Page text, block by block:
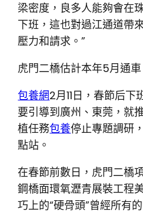
梁密度，良多人能夠會在
下班，這也對過江通道帶
壓力和請求。”
虎門二橋估計本年5月通車
包養網2月11日，春節后
要引導到廣州、東莞，就
植任務包養停止專題調研
點站。
在春節前數日，虎門二橋
鋼橋面環氧瀝青展裝工程
巧上的“硬骨頭”曾經所有